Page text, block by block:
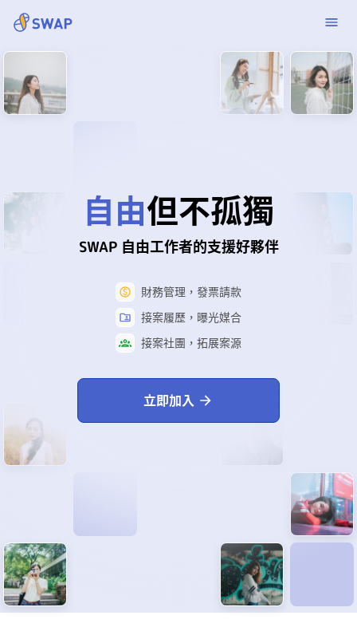
自由但不孤獨
SWAP 自由工作者的支援好夥伴
財務管理，發票請款
接案履歷，曝光媒合
接案社團，拓展案源
立即加入